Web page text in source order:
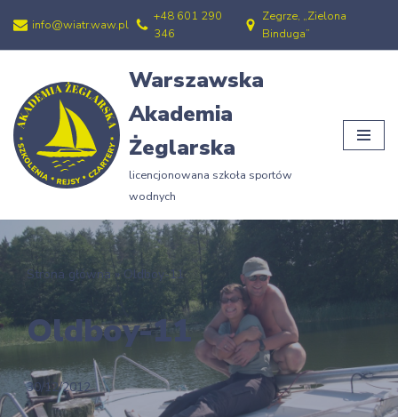
Przejdź
treści
info@wiatr.waw.pl
+48 601 290
346
Zegrze, „Zielona
Binduga”
Warszawska
Akademia
Żeglarska
licencjonowana szkoła sportów
wodnych
Strona główna » Oldboy-11
Oldboy-11
30/12/2012